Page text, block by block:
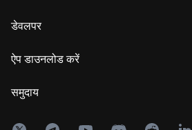
डेवलपर
ऐप डाउनलोड करें
समुदाय